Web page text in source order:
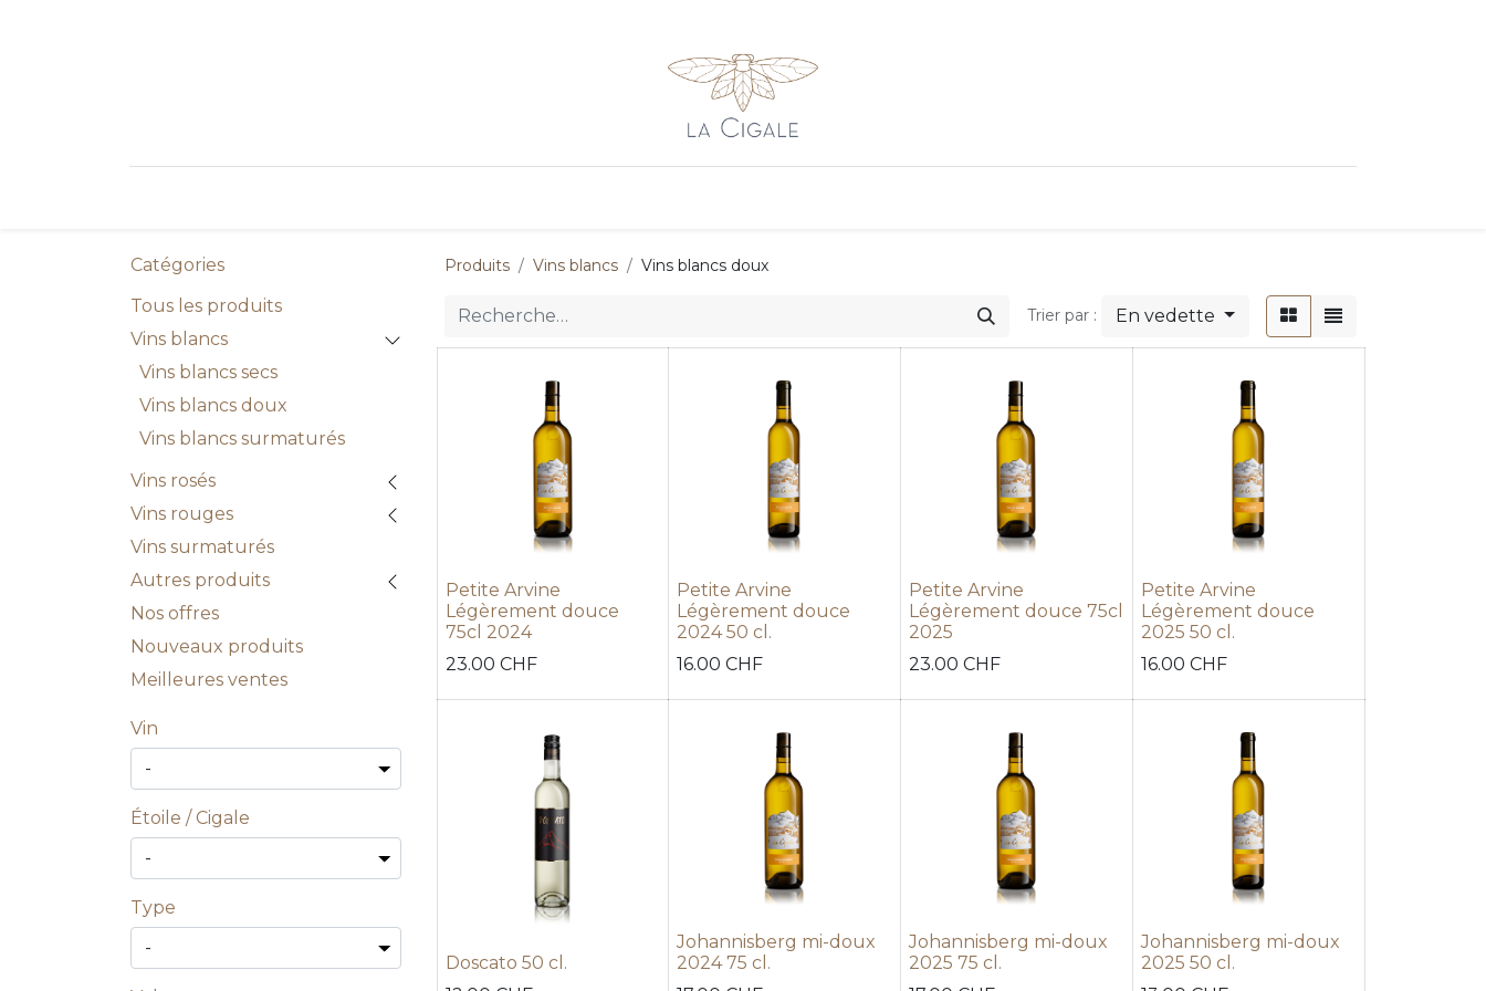
Catégories
Tous les produits
Vins blancs
Vins blancs secs
Vins blancs doux
Vins blancs surmaturés
Vins rosés
Vins rouges
Vins surmaturés
Autres produits
Nos offres
Nouveaux produits
Meilleures ventes
Vin
Étoile / Cigale
Type
Produits Vins blancs Vins blancs doux
Trier par : En vedette
Petite Arvine
Légèrement douce
75cl 2024
23.00 CHF
Petite Arvine
Légèrement douce
2024 50 cl.
16.00 CHF
Petite Arvine
Légèrement douce 75cl
2025
23.00 CHF
Petite Arvine
Légèrement douce
2025 50 cl.
16.00 CHF
Doscato 50 cl.
Johannisberg mi-doux
2024 75 cl.
Johannisberg mi-doux
2025 75 cl.
Johannisberg mi-doux
2025 50 cl.